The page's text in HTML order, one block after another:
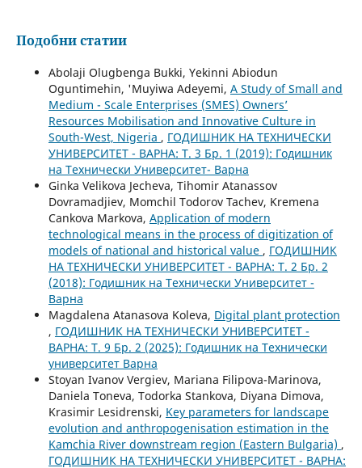
Подобни статии
Abolaji Olugbenga Bukki, Yekinni Abiodun
Oguntimehin, 'Muyiwa Adeyemi, A Study of Small and
Medium - Scale Enterprises (SMES) Owners’
Resources Mobilisation and Innovative Culture in
South-West, Nigeria , ГОДИШНИК НА ТЕХНИЧЕСКИ
УНИВЕРСИТЕТ - ВАРНА: Т. 3 Бр. 1 (2019): Годишник
на Технически Университет- Варна
Ginka Velikova Jecheva, Tihomir Atanassov
Dovramadjiev, Momchil Todorov Tachev, Kremena
Cankova Markova, Application of modern
technological means in the process of digitization of
models of national and historical value , ГОДИШНИК
НА ТЕХНИЧЕСКИ УНИВЕРСИТЕТ - ВАРНА: Т. 2 Бр. 2
(2018): Годишник на Технически Университет -
Варна
Magdalena Atanasova Koleva, Digital plant protection
, ГОДИШНИК НА ТЕХНИЧЕСКИ УНИВЕРСИТЕТ -
ВАРНА: Т. 9 Бр. 2 (2025): Годишник на Технически
университет Варна
Stoyan Ivanov Vergiev, Mariana Filipova-Marinova,
Daniela Toneva, Todorka Stankova, Diyana Dimova,
Krasimir Lesidrenski, Key parameters for landscape
evolution and anthropogenisation estimation in the
Kamchia River downstream region (Eastern Bulgaria) ,
ГОДИШНИК НА ТЕХНИЧЕСКИ УНИВЕРСИТЕТ - ВАРНА: